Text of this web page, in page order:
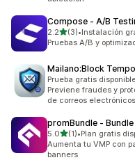
Compose ‑ A/B
2.2de 5 estrellas
(3)
3 reseñas en total
•Instalación
Pruebas A/B y
Mailano:Block
Prueba gratis
Previene fraudes y
de correos
promBundle ‑
5.0de 5 estrellas
(1)
1 reseñas en total
•Plan gratis
Aumenta tu VMP con
banners